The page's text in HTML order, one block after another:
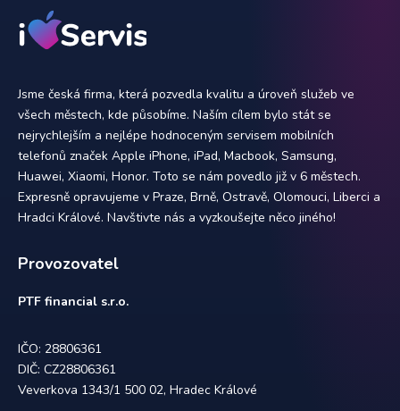
Jsme česká firma, která pozvedla kvalitu a úroveň služeb ve
všech městech, kde působíme. Naším cílem bylo stát se
nejrychlejším a nejlépe hodnoceným servisem mobilních
telefonů značek Apple iPhone, iPad, Macbook, Samsung,
Huawei, Xiaomi, Honor. Toto se nám povedlo již v 6 městech.
Expresně opravujeme v Praze, Brně, Ostravě, Olomouci, Liberci a
Hradci Králové. Navštivte nás a vyzkoušejte něco jiného!
Provozovatel
PTF financial s.r.o.
IČO: 28806361
DIČ: CZ28806361
Veverkova 1343/1 500 02, Hradec Králové